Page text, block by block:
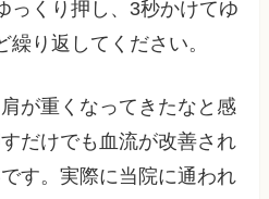
っくり押し、3秒かけてゆ
り返してください。
が重くなってきたなと感
だけでも血流が改善され
す。実際に当院に通われ